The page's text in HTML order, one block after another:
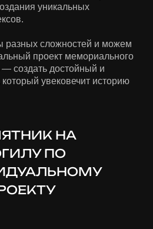
уникальных
сложностей и можем
проект мемориального
создать достойный и
увековечит историю
НА
ПО